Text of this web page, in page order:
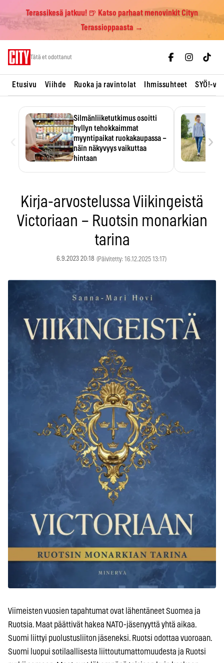
Terassikesä jatkuu! 🍺 Katso parhaat menovinkit Cityn
Terassioppaasta →
Tätä et odottanut
Etusivu Viihde Ruoka ja ravintolat Ihmissuhteet SYÖ!-
Silmänliiketutkimus osoitti
hyllyn tehokkaimmat
myyntipaikat ruokakaupassa –
näin näkyvyys vaikuttaa
hintaan
›
Kirja-arvostelussa Viikingeistä
Victoriaan – Ruotsin monarkian
tarina
6.9.2023 20:18 (Päivitetty: 16.12.2025 13:17)
Viimeisten vuosien tapahtumat ovat lähentäneet Suomea ja
Ruotsia. Maat päättivät hakea NATO-jäsenyyttä yhtä aikaa.
Suomi liittyi puolustusliiton jäseneksi. Ruotsi odottaa vuoroaan.
Suomi luopui sotilaallisesta liittoutumattomuudesta ja Ruotsi